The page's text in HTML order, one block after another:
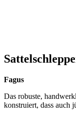
Fagus
Das robuste,
konstruiert, dass auch